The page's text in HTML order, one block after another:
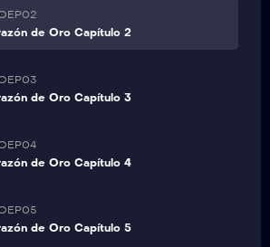
de Oro Capítulo 2
de Oro Capítulo 3
de Oro Capítulo 4
de Oro Capítulo 5